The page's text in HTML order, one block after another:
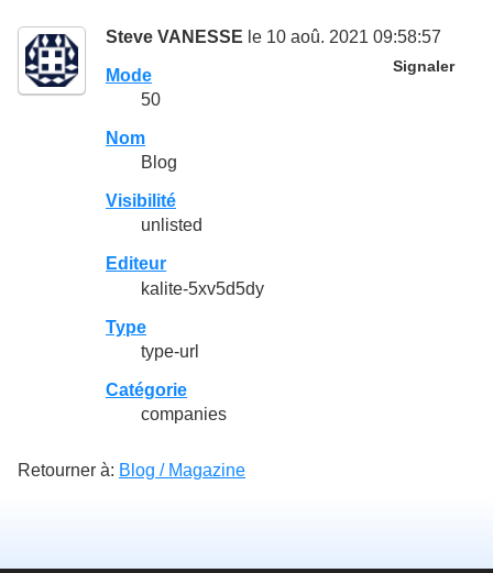
Steve VANESSE le 10 aoû. 2021 09:58:57
Signaler
Mode
50
Nom
Blog
Visibilité
unlisted
Editeur
kalite-5xv5d5dy
Type
type-url
Catégorie
companies
Retourner à: Blog / Magazine